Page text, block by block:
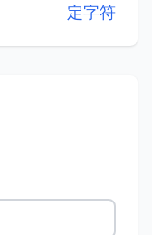
定字符